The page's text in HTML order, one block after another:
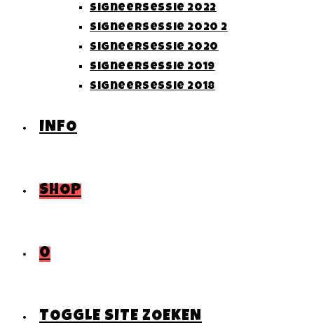
Signeersessie 2022
Signeersessie 2020 2
Signeersessie 2020
Signeersessie 2019
Signeersessie 2018
INFO
SHOP
0
TOGGLE SITE ZOEKEN